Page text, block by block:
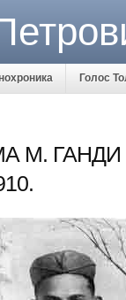
Голос
М.